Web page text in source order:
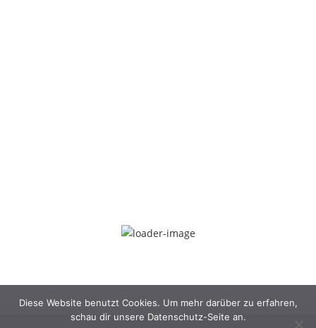
Diese Website benutzt Cookies. Um mehr darüber zu erfahren,
schau dir unsere Datenschutz-Seite an.